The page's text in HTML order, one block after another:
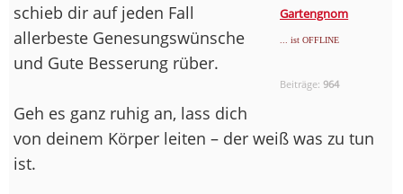
Gartengnom
... ist OFFLINE
Beiträge:964
schieb dir auf jeden Fall
allerbeste Genesungswünsche
und Gute Besserung rüber.
Geh es ganz ruhig an, lass dich
von deinem Körper leiten – der weiß was zu tun
ist.